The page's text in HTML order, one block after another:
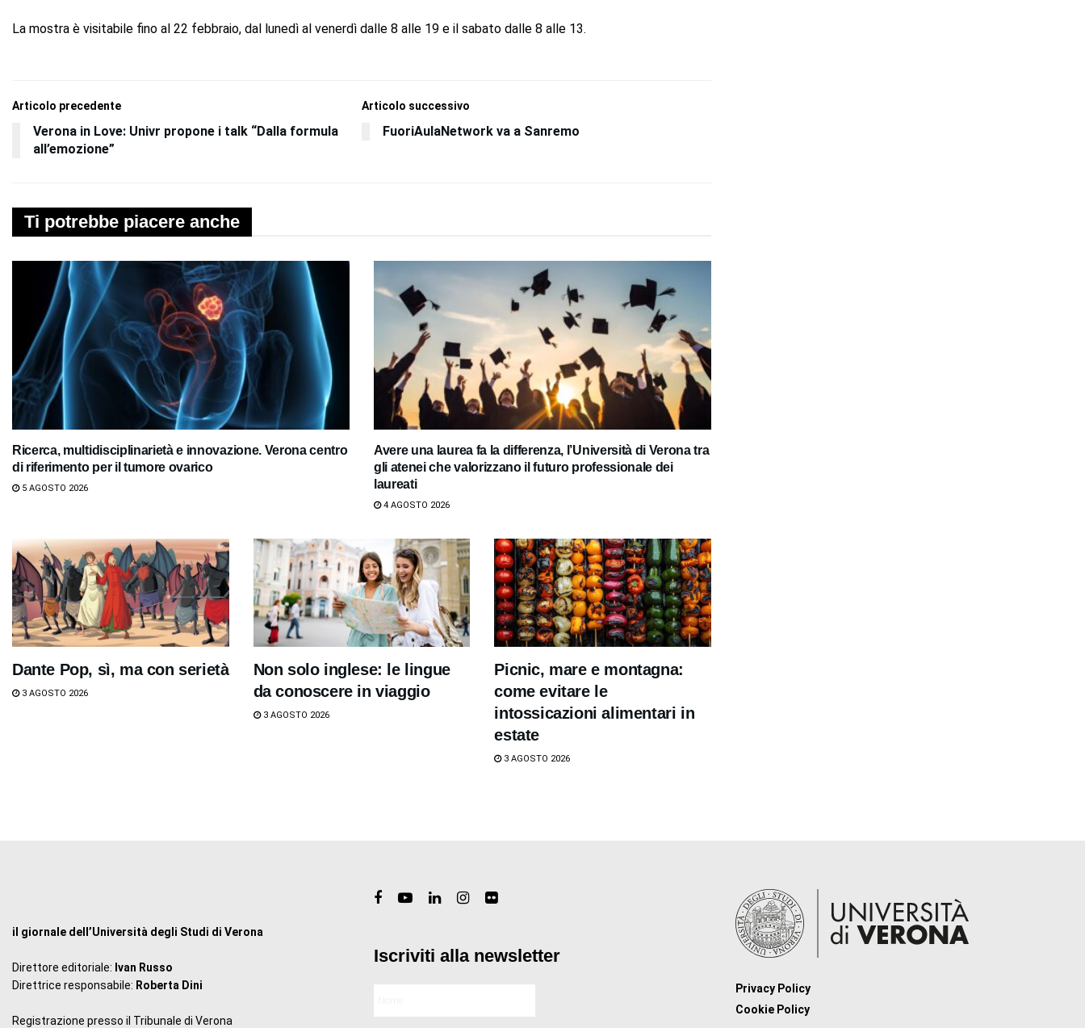
La mostra è visitabile fino al 22 febbraio, dal lunedì al venerdì dalle 8 alle 19 e il sabato dalle 8 alle 13.
Articolo precedente
Verona in Love: Univr propone i talk “Dalla formula
all’emozione”
Articolo successivo
FuoriAulaNetwork va a Sanremo
Ti potrebbe piacere anche
Ricerca, multidisciplinarietà e innovazione. Verona centro
di riferimento per il tumore ovarico
5 AGOSTO 2026
Avere una laurea fa la differenza, l’Università di Verona tra
gli atenei che valorizzano il futuro professionale dei
laureati
4 AGOSTO 2026
Dante Pop, sì, ma con serietà
3 AGOSTO 2026
Non solo inglese: le lingue
da conoscere in viaggio
3 AGOSTO 2026
Picnic, mare e montagna:
come evitare le
intossicazioni alimentari in
estate
3 AGOSTO 2026
il giornale dell’Università degli Studi di Verona
Direttore editoriale: Ivan Russo
Direttrice responsabile: Roberta Dini
Registrazione presso il Tribunale di Verona
Iscriviti alla newsletter
Privacy Policy
Cookie Policy